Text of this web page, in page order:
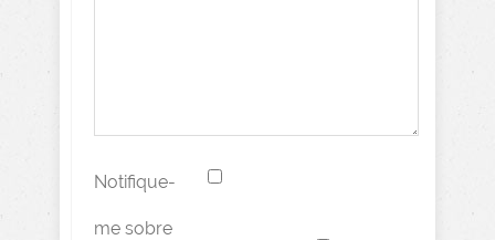
Notifique-
me sobre